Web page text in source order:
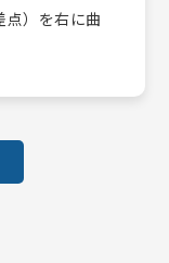
点）を右に曲